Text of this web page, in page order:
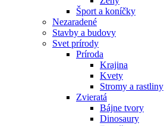
Šport a koníčky
Nezaradené
Stavby a budovy
Svet prírody
Príroda
Krajina
Kvety
Stromy a rastliny
Zvieratá
Bájne tvory
Dinosaury